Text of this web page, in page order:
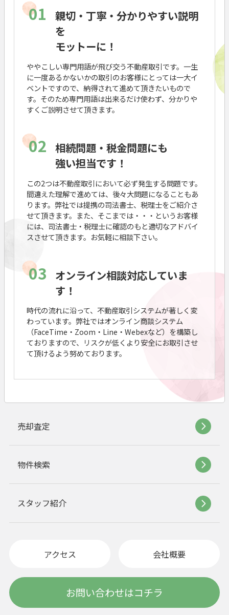
01
親切・丁寧・分かりやすい説明
を
モットーに！
ややこしい専門用語が飛び交う不動産取引です。一生
に一度あるかないかの取引のお客様にとっては一大イ
ベントですので、納得されて進めて頂きたいもので
す。そのため専門用語は出来るだけ使わず、分かりや
すくご説明させて頂きます。
02 相続問題・税金問題にも
強い担当です！
この2つは不動産取引において必ず発生する問題です。
間違えた理解で進めては、後々大問題になることもあ
ります。弊社では提携の司法書士、税理士をご紹介さ
せて頂きます。また、そこまでは・・・というお客様
には、司法書士・税理士に確認のもと適切なアドバイ
スさせて頂きます。お気軽に相談下さい。
03
オンライン相談対応していま
す！
時代の流れに沿って、不動産取引システムが著しく変
わっています。弊社ではオンライン商談システム
（FaceTime・Zoom・Line・Webexなど）を構築し
ておりますので、リスクが低くより安全にお取引させ
て頂けるよう努めております。
売却査定
物件検索
スタッフ紹介
アクセス 会社概要
お問い合わせはコチラ